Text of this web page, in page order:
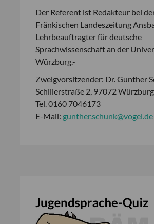
Der Referent ist Redakteur bei
Fränkischen Landeszeitung
Lehrbeauftragter für deutsche
Sprachwissenschaft an der
Würzburg.-
Zweigvorsitzender: Dr. Gunther
Schillerstraße 2, 97072 Würzburg
Tel. 0160 7046173
E-Mail: gunther.schunk@vogel.de